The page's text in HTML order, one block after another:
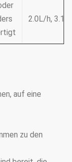
2.0L/h,
auf eine
zu den